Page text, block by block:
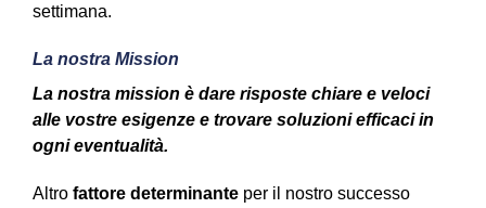
settimana.
La nostra Mission
La nostra mission è dare risposte chiare e veloci
alle vostre esigenze e trovare soluzioni efficaci in
ogni eventualità.
Altro fattore determinante per il nostro successo